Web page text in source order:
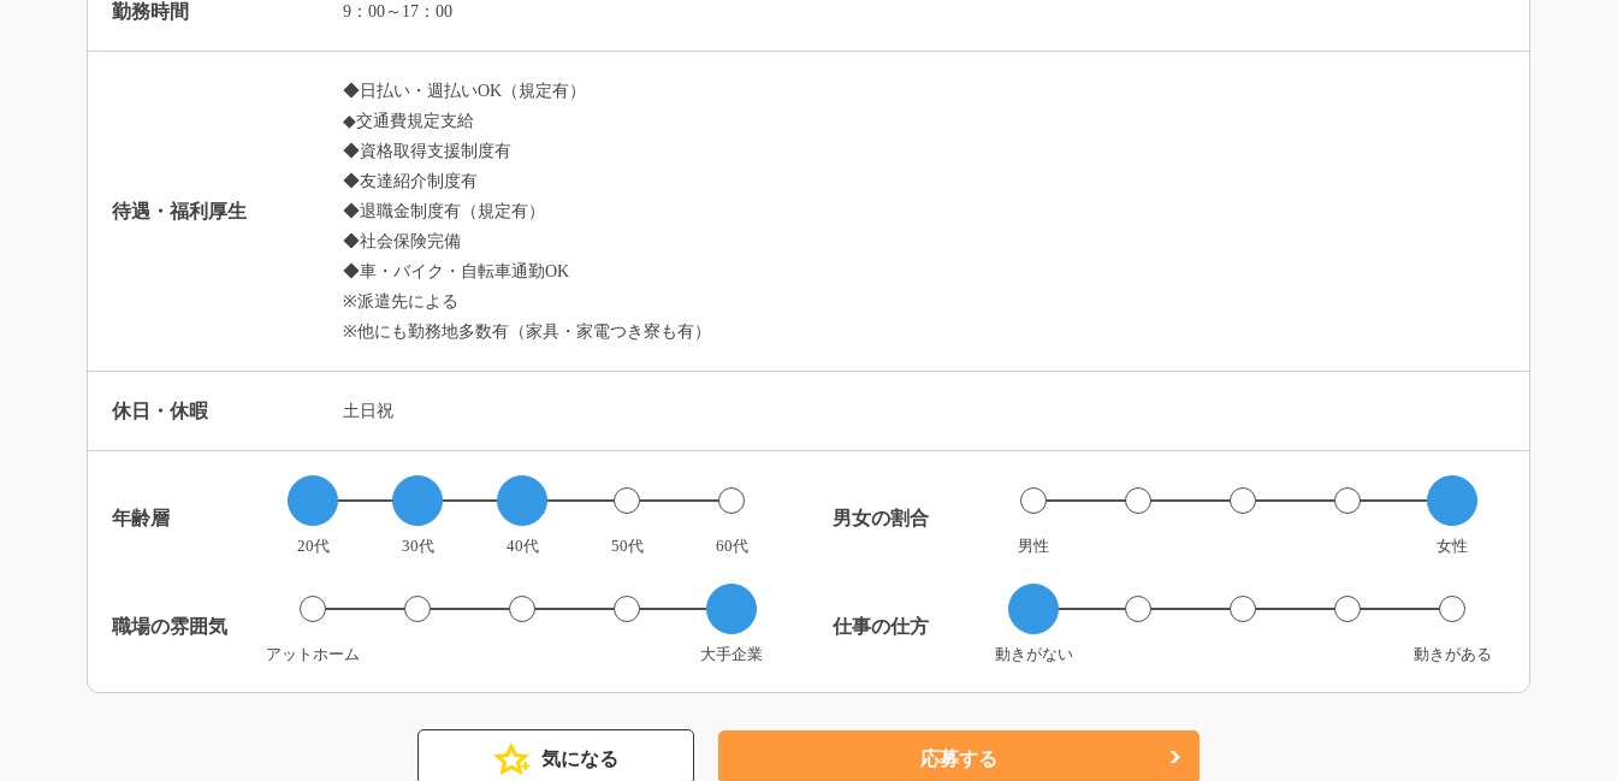
勤務時間 9：00～17：00
待遇・福利厚生
◆日払い・週払いOK（規定有）
◆交通費規定支給
◆資格取得支援制度有
◆友達紹介制度有
◆退職金制度有（規定有）
◆社会保険完備
◆車・バイク・自転車通勤OK
※派遣先による
※他にも勤務地多数有（家具・家電つき寮も有）
休日・休暇 土日祝
年齢層
20代 30代 40代 50代 60代
男女の割合
男性 女性
職場の雰囲気
アットホーム 大手企業
仕事の仕方
動きがない 動きがある
気になる 応募する